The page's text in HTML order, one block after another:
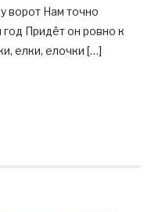
ворот Нам точно
Придёт он ровно к
елки, елочки […]